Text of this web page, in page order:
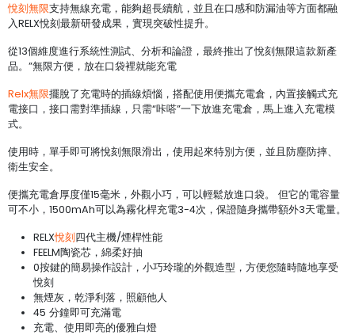
悅刻無限支持無線充電，能夠超長續航，並且在口感和防漏油等方面都融
入RELX悅刻最新研發成果，實現突破性提升。
從13個維度進行系統性測試、分析和論證，最終推出了悅刻無限這款新產
品。”無限方便，放在口袋裡就能充電
Relx無限擺脫了充電時的插線煩惱，搭配使用便攜充電倉，內置接觸式充
電接口，接口需對準插線，只需“咔嗒”一下放進充電倉，馬上進入充電模
式。
使用時，單手即可將悅刻無限滑出，使用起來特別方便，並且防塵防摔、
衛生安全。
便攜充電倉厚度僅15毫米，外觀小巧，可以輕鬆放進口袋。 但它的電容量
可不小，1500mAh可以為霧化桿充電3-4次，保證隨身攜帶額外3天電量。
RELX悅刻四代主機/煙桿性能
FEELM陶瓷芯，綿柔好抽
0按鍵的簡易操作設計，小巧玲瓏的外觀造型，方便您隨時隨地享受
悅刻
無煙灰，乾淨利落，照顧他人
45 分鐘即可充滿電
充電、使用即亮的優雅白燈